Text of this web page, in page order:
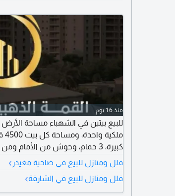
منذ 16 يوم
كبيرة، 3 حمام، وحوش من الأمام
سنويا السعر المطلوب 1700000 درهم
فلل ومنازل للبيع في ضاحية مغيدر ›
فلل ومنازل للبيع في الشارقة›